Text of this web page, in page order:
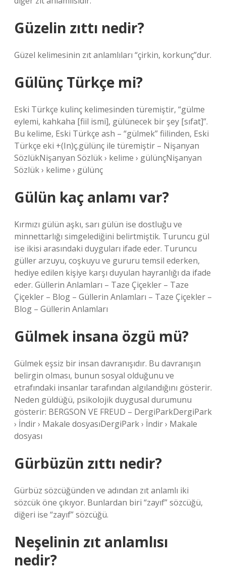
Güzelin zıttı nedir?
Güzel kelimesinin zıt anlamlıları “çirkin, korkunç”dur.
Gülünç Türkçe mi?
Eski Türkçe kulinç kelimesinden türemiştir, “gülme
eylemi, kahkaha [fiil ismi], gülünecek bir şey [sıfat]”.
Bu kelime, Eski Türkçe ash – “gülmek” fiilinden, Eski
Türkçe eki +(In)ç.gülünç ile türemiştir – Nişanyan
SözlükNişanyan Sözlük › kelime › gülünçNişanyan
Sözlük › kelime › gülünç
Gülün kaç anlamı var?
Kırmızı gülün aşkı, sarı gülün ise dostluğu ve
minnettarlığı simgelediğini belirtmiştik. Turuncu gül
ise ikisi arasındaki duyguları ifade eder. Turuncu
güller arzuyu, coşkuyu ve gururu temsil ederken,
hediye edilen kişiye karşı duyulan hayranlığı da ifade
eder. Güllerin Anlamları – Taze Çiçekler – Taze
Çiçekler – Blog – Güllerin Anlamları – Taze Çiçekler –
Blog – Güllerin Anlamları
Gülmek insana özgü mü?
Gülmek eşsiz bir insan davranışıdır. Bu davranışın
belirgin olması, bunun sosyal olduğunu ve
etrafındaki insanlar tarafından algılandığını gösterir.
Neden güldüğü, psikolojik duygusal durumunu
gösterir: BERGSON VE FREUD – DergiParkDergiPark
› İndir › Makale dosyasıDergiPark › İndir › Makale
dosyası
Gürbüzün zıttı nedir?
Gürbüz sözcüğünden ve adından zıt anlamlı iki
sözcük öne çıkıyor. Bunlardan biri “zayıf” sözcüğü,
diğeri ise “zayıf” sözcüğü.
Neşelinin zıt anlamlısı
nedir?